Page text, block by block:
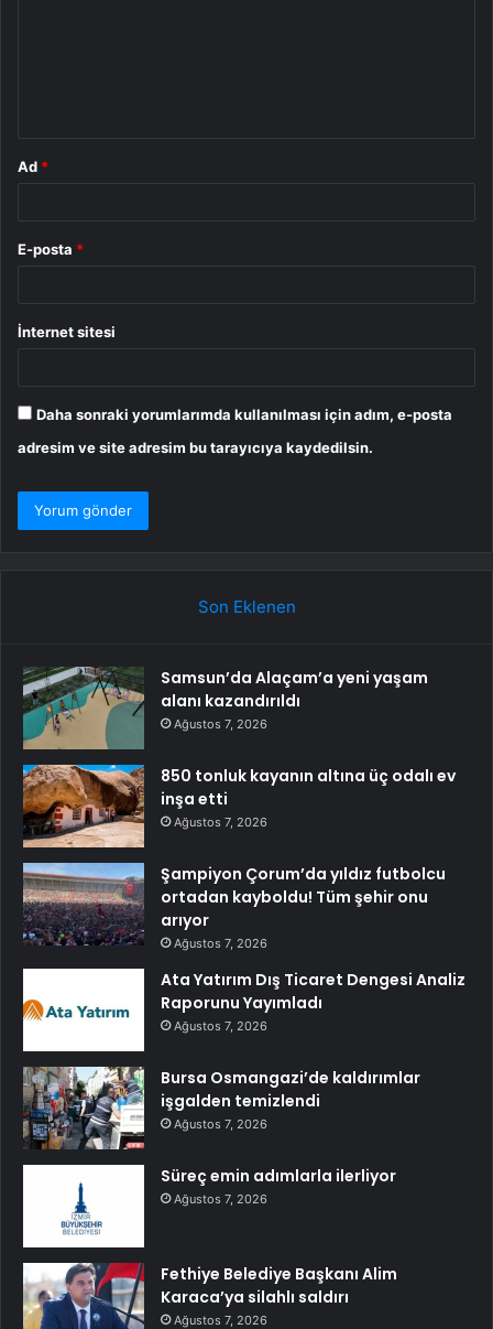
Ad *
E-posta *
İnternet sitesi
Daha sonraki yorumlarımda kullanılması için adım, e-posta
adresim ve site adresim bu tarayıcıya kaydedilsin.
Son Eklenen
Samsun’da Alaçam’a yeni yaşam
alanı kazandırıldı
Ağustos 7, 2026
850 tonluk kayanın altına üç odalı ev
inşa etti
Ağustos 7, 2026
Şampiyon Çorum’da yıldız futbolcu
ortadan kayboldu! Tüm şehir onu
arıyor
Ağustos 7, 2026
Ata Yatırım Dış Ticaret Dengesi Analiz
Raporunu Yayımladı
Ağustos 7, 2026
Bursa Osmangazi’de kaldırımlar
işgalden temizlendi
Ağustos 7, 2026
Süreç emin adımlarla ilerliyor
Ağustos 7, 2026
Fethiye Belediye Başkanı Alim
Karaca’ya silahlı saldırı
Ağustos 7, 2026